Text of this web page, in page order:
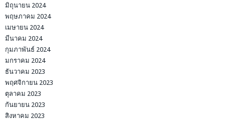
มิถุนายน 2024
พฤษภาคม 2024
เมษายน 2024
มีนาคม 2024
กุมภาพันธ์ 2024
มกราคม 2024
ธันวาคม 2023
พฤศจิกายน 2023
ตุลาคม 2023
กันยายน 2023
สิงหาคม 2023